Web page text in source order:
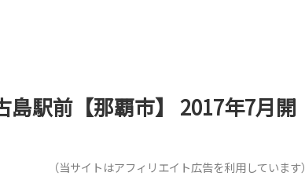
島駅前【那覇市】 2017年7月開
（当サイトはアフィリエイト広告を利用しています）